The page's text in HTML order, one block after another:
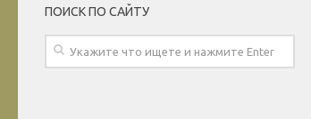
ПОИСК ПО САЙТУ